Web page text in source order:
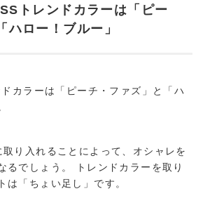
トレンドカラーは「ピー
ハロー！ブルー」
カラーは「ピーチ・ファズ」と「ハ
り入れることによって、オシャレを
るでしょう。 トレンドカラーを取り
は「ちょい足し」です。